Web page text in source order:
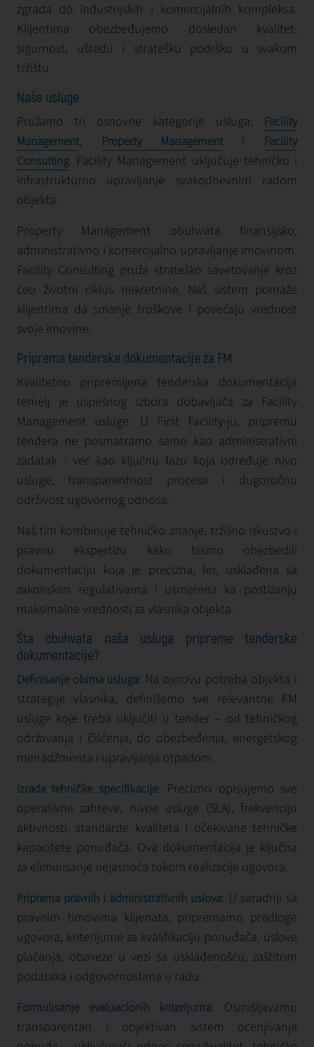
zgrada do industrijskih i komercijalnih kompleksa.
Klijentima obezbeđujemo dosledan kvalitet,
sigurnost, uštedu i stratešku podršku u svakom
tržištu.
Naše usluge
Pružamo tri osnovne kategorije usluga:
Facility
Management, Property Managementi
Facility
Consulting. Facility Management uključuje tehničko i
infrastrukturno upravljanje svakodnevnim radom
objekta.
Property Management obuhvata finansijsko,
administrativno i komercijalno upravljanje imovinom.
Facility Consulting pruža strateško savetovanje kroz
ceo životni ciklus nekretnine. Naš sistem pomaže
klijentima da smanje troškove i povećaju vrednost
svoje imovine.
Priprema tenderske dokumentacije za FM
Kvalitetno pripremljena tenderska dokumentacija
temelj je uspešnog izbora dobavljača za Facility
Management usluge. U First Facility-ju, pripremu
tendera ne posmatramo samo kao administrativni
zadatak - već kao ključnu fazu koja određuje nivo
usluge, transparentnost procesa i dugoročnu
održivost ugovornog odnosa.
Naš tim kombinuje tehničko znanje, tržišno iskustvo i
pravnu ekspertizu kako bismo obezbedili
dokumentaciju koja je precizna, fer, usklađena sa
zakonskim regulativama i usmerena ka postizanju
maksimalne vrednosti za vlasnika objekta.
Šta obuhvata naša usluga pripreme tenderske
dokumentacije?
Definisanje obima usluga: Na osnovu potreba objekta i
strategije vlasnika, definišemo sve relevantne FM
usluge koje treba uključiti u tender – od tehničkog
održavanja i čišćenja, do obezbeđenja, energetskog
menadžmenta i upravljanja otpadom.
Izrada tehničke specifikacije: Precizno opisujemo sve
operativne zahteve, nivoe usluge (SLA), frekvenciju
aktivnosti, standarde kvaliteta i očekivane tehničke
kapacitete ponuđača. Ova dokumentacija je ključna
za eliminisanje nejasnoća tokom realizacije ugovora.
Priprema pravnih i administrativnih uslova: U saradnji sa
pravnim timovima klijenata, pripremamo predloge
ugovora, kriterijume za kvalifikaciju ponuđača, uslove
plaćanja, obaveze u vezi sa usklađenošću, zaštitom
podataka i odgovornostima u radu.
Formulisanje evaluacionih kriterijuma: Osmišljavamo
transparentan i objektivan sistem ocenjivanja